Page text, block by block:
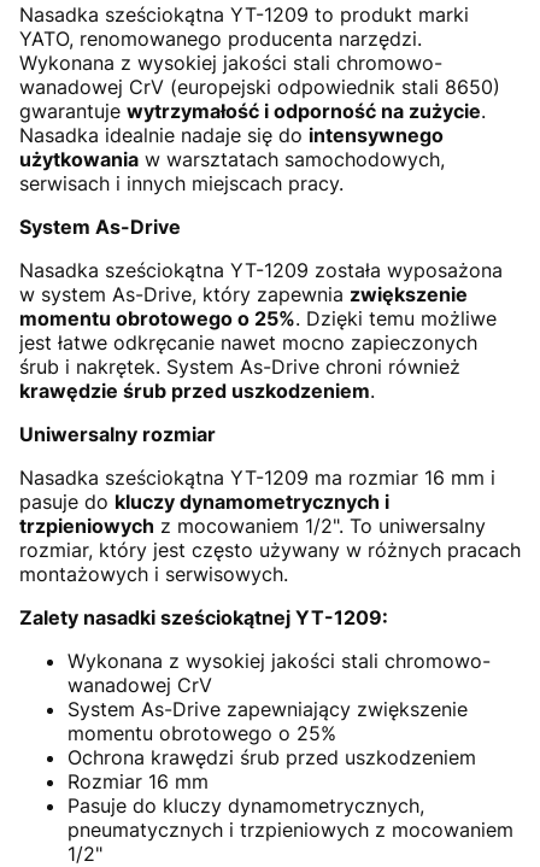
Nasadka sześciokątna YT-1209 to produkt marki
YATO, renomowanego producenta narzędzi.
Wykonana z wysokiej jakości stali chromowo-
wanadowej CrV (europejski odpowiednik stali 8650)
gwarantuje wytrzymałość i odporność na zużycie.
Nasadka idealnie nadaje się do intensywnego
użytkowania w warsztatach samochodowych,
serwisach i innych miejscach pracy.
System As-Drive
Nasadka sześciokątna YT-1209 została wyposażona
w system As-Drive, który zapewnia zwiększenie
momentu obrotowego o 25%. Dzięki temu możliwe
jest łatwe odkręcanie nawet mocno zapieczonych
śrub i nakrętek. System As-Drive chroni również
krawędzie śrub przed uszkodzeniem.
Uniwersalny rozmiar
Nasadka sześciokątna YT-1209 ma rozmiar 16 mm i
pasuje do kluczy dynamometrycznych i
trzpieniowych z mocowaniem 1/2". To uniwersalny
rozmiar, który jest często używany w różnych pracach
montażowych i serwisowych.
Zalety nasadki sześciokątnej YT-1209:
Wykonana z wysokiej jakości stali chromowo-
wanadowej CrV
System As-Drive zapewniający zwiększenie
momentu obrotowego o 25%
Ochrona krawędzi śrub przed uszkodzeniem
Rozmiar 16 mm
Pasuje do kluczy dynamometrycznych,
pneumatycznych i trzpieniowych z mocowaniem
1/2"